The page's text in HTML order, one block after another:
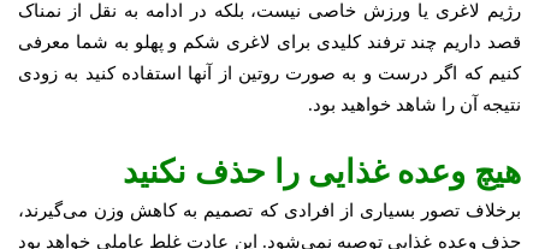
رژیم لاغری یا ورزش خاصی نیست، بلکه در ادامه به نقل از نمناک
قصد داریم چند ترفند کلیدی برای لاغری شکم و پهلو به شما معرفی
کنیم که اگر درست و به صورت روتین از آنها استفاده کنید به زودی
نتیجه آن را شاهد خواهید بود.
هیچ وعده غذایی را حذف نکنید
برخلاف تصور بسیاری از افرادی که تصمیم به کاهش وزن می‌گیرند،
حذف وعده غذایی توصیه نمی‌شود. این عادت غلط عاملی خواهد بود